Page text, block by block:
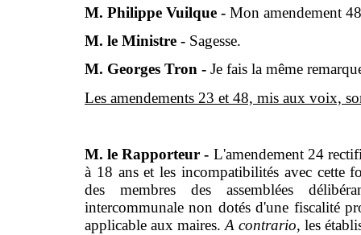
M. Philippe Vuilque - Mon amendement
M. le Ministre - Sagesse.
M. Georges Tron - Je fais la même
Les amendements 23 et 48, mis aux voix,
M. le Rapporteur - L'amendement 24
à 18 ans et les incompatibilités avec cette
des membres des assemblées
intercommunale non dotés d'une fiscalité
applicable aux maires. A contrario, les